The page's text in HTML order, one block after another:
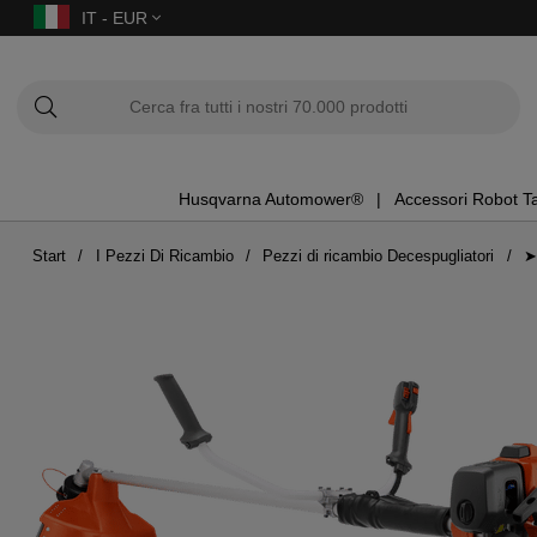
IT - EUR
Husqvarna Automower® Accessori Robot
Start I Pezzi Di Ricambio Pezzi di ricambio Decespugliatori